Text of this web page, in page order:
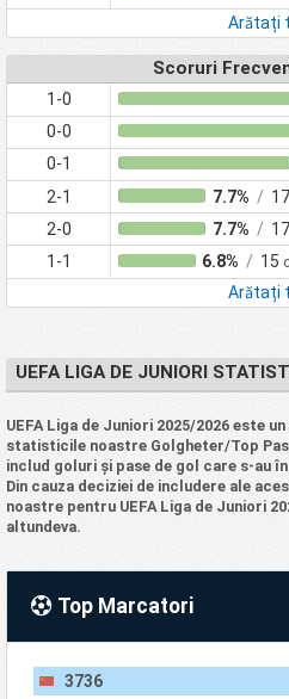
Arătați
Scoruri
1-0
0-0
0-1
2-1 7.7% / 17
2-0 7.7% / 17
1-1 6.8% / 15
Arătați
UEFA LIGA DE JUNIORI
UEFA Liga de Juniori 2025/2026 este
statisticile noastre Golgheter/Top
includ goluri și pase de gol care s-au
Din cauza deciziei de includere ale
noastre pentru UEFA Liga de Juniori
altundeva.
Top Marcatori
3736